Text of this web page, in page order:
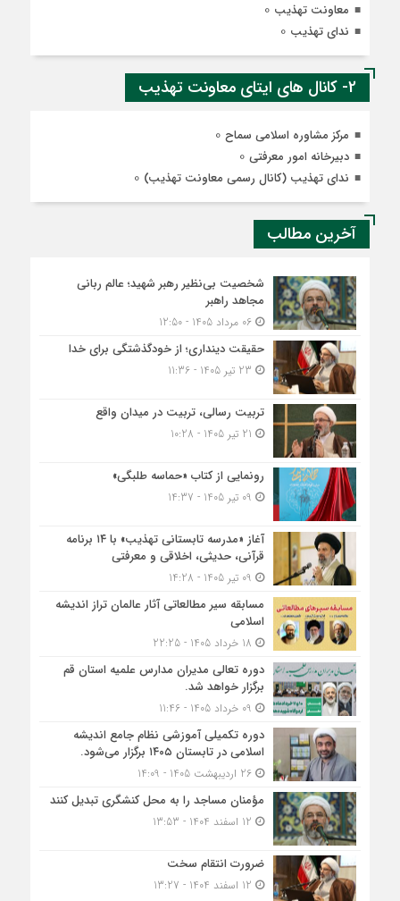
معاونت تهذیب
ندای تهذیب
2- کانال های ایتای معاونت تهذیب
مرکز مشاوره اسلامی سماح
دبیرخانه امور معرفتی
ندای تهذیب (کانال رسمی معاونت تهذیب)
آخرین مطالب
شخصیت بی‌نظیر رهبر شهید؛ عالم ربانی
مجاهد راهبر
06 مرداد 1405 - 12:50
حقیقت دینداری؛ از خودگذشتگی برای خدا
تربیت رسالی، تربیت در میدان واقع
رونمایی از کتاب «حماسه طلبگی»
آغاز «مدرسه تابستانی تهذیب» با ۱۴ برنامه
قرآنی، حدیثی، اخلاقی و معرفتی
مسابقه سیر مطالعاتی آثار عالمان تراز اندیشه
اسلامی
دوره تعالی مدیران مدارس علمیه استان قم
برگزار خواهد شد.
دوره تکمیلی آموزشی نظام جامع اندیشه
اسلامی در تابستان ۱۴۰۵ برگزار می‌شود.
26 اردیبهشت 1405 - 14:09
مؤمنان مساجد را به محل کنشگری تبدیل کنند
ضرورت انتقام سخت